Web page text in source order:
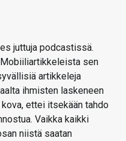
juttuja podcastissä.
sen
artikkeleja
ihmisten laskeneen
ettei itsekään tahdo
Vaikka kaikki
niistä saatan